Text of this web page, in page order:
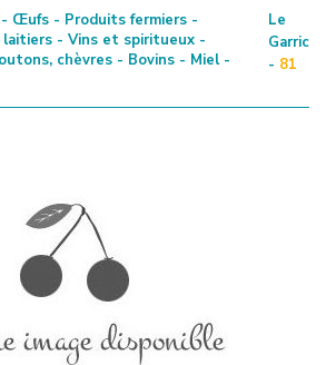
- Œufs - Produits fermiers -
- Vins et spiritueux -
chèvres - Bovins - Miel -
Le
Garric
- 81